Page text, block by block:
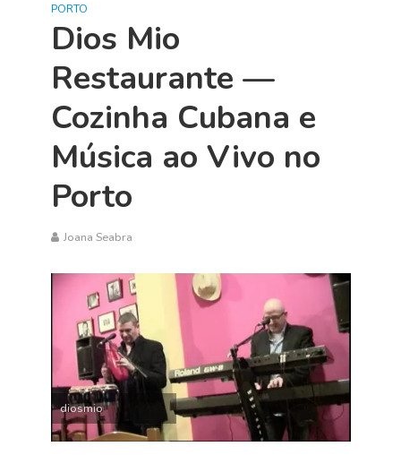
PORTO
Dios Mio
Restaurante —
Cozinha Cubana e
Música ao Vivo no
Porto
Joana Seabra
diosmio